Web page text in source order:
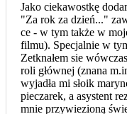
Jako ciekawostkę
"Za rok za dzień..."
ce - w tym także w
filmu). Specjalnie w
Zetknałem sie
roli głównej (znana
wyjadła mi słoik
pieczarek, a asystent
mnie przywiezioną